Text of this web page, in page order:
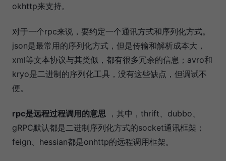
okhttp来支持。
对于一个rpc来说，要约定一个通讯方式和序列化方式。
json是最常用的序列化方式，但是传输和解析成本大，
xml等文本协议与其类似，都有很多冗余的信息；avro和
kryo是二进制的序列化工具，没有这些缺点，但调试不
便。
rpc是远程过程调用的意思 ，其中，thrift、dubbo、
gRPC默认都是二进制序列化方式的socket通讯框架；
feign、hessian都是onhttp的远程调用框架。